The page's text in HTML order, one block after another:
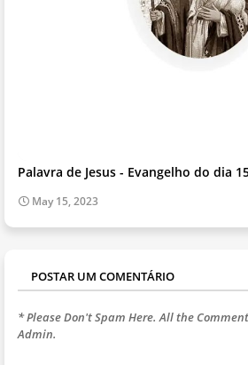
Palavra de Jesus - Evangelho do dia
May 15, 2023
POSTAR UM COMENTÁRIO
* Please Don't Spam Here. All the
Admin.